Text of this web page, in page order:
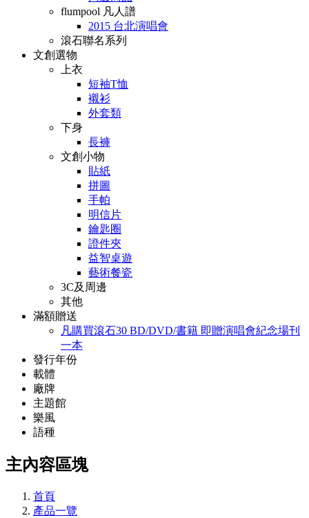
flumpool 凡人譜
2015 台北演唱會
滾石聯名系列
文創選物
上衣
短袖T恤
襯衫
外套類
下身
長褲
文創小物
貼紙
拼圖
手帕
明信片
鑰匙圈
證件夾
益智桌遊
藝術餐瓷
3C及周邊
其他
滿額贈送
凡購買滾石30 BD/DVD/書籍 即贈演唱會紀念場刊
一本
發行年份
載體
廠牌
主題館
樂風
語種
主內容區塊
首頁
產品一覽